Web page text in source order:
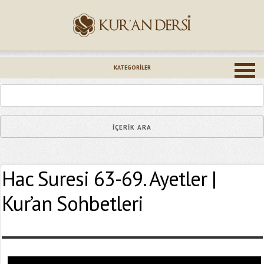
KATEGORILER
Hac Suresi 63-69. Ayetler |
Kur’an Sohbetleri
Epostanız (*)
Yaşadığınız Hatanın Ayrıntıları